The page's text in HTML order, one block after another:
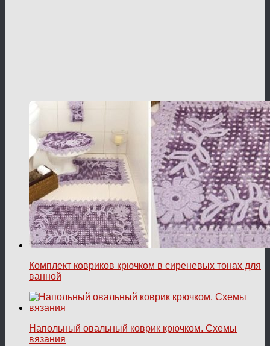
Комплект ковриков крючком в сиреневых тонах для
ванной
Напольный овальный коврик крючком. Схемы
вязания